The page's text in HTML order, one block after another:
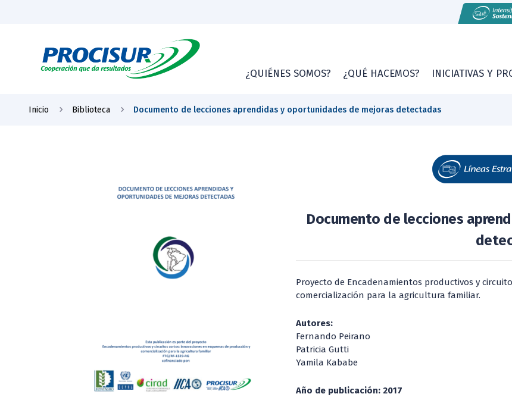
¿QUIÉNES SOMOS? ¿QUÉ HACEMOS? INICIATIVAS Y
Inicio Biblioteca Documento de lecciones aprendidas y oportunidades de mejoras detectadas
Documento de lecciones
Proyecto de Encadenamientos productivos y
comercialización para la agricultura familiar.
Autores:
Fernando Peirano
Patricia Gutti
Yamila Kababe
Año de publicación: 2017